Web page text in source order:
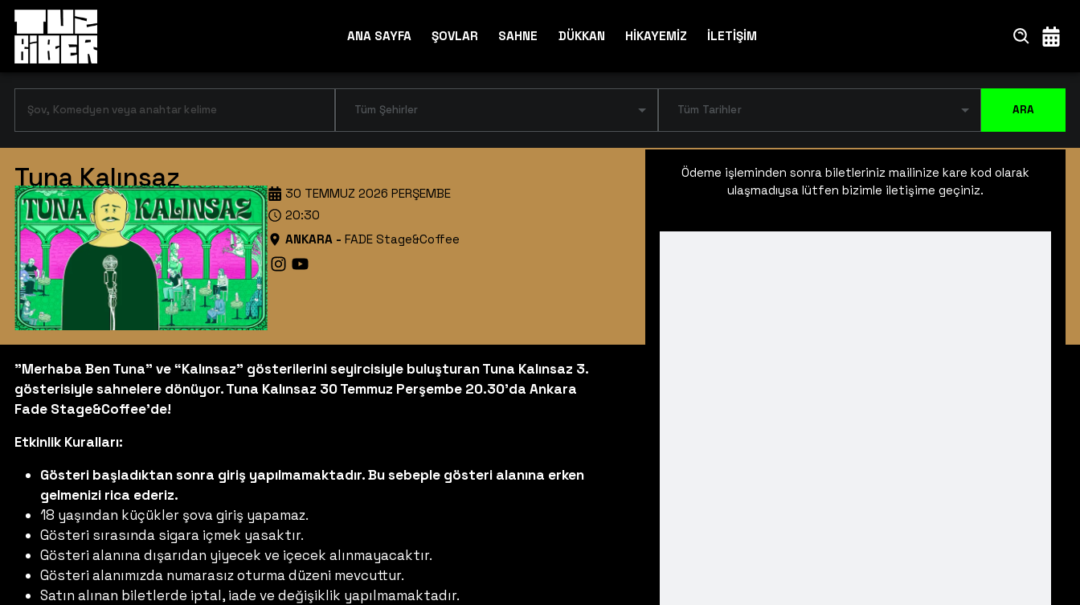
ANA SAYFA ŞOVLAR SAHNE DÜKKAN HİKAYEMİZ İLETİŞİM
Tüm Şehirler Tüm Tarihler ARA
Tuna Kalınsaz
ANKARA- FADE Stage&Coffee
30 TEMMUZ 2026 PERŞEMBE
20:30
"Merhaba Ben Tuna" ve “Kalınsaz” gösterilerini seyircisiyle buluşturan Tuna Kalınsaz 3.
gösterisiyle sahnelere dönüyor. Tuna Kalınsaz 30 Temmuz Perşembe 20.30'da Ankara
Fade Stage&Coffee'de!
Etkinlik Kuralları:
Gösteri başladıktan sonra giriş yapılmamaktadır. Bu sebeple gösteri alanına erken
gelmenizi rica ederiz.
18 yaşından küçükler şova giriş yapamaz.
Gösteri sırasında sigara içmek yasaktır.
Gösteri alanına dışarıdan yiyecek ve içecek alınmayacaktır.
Gösteri alanımızda numarasız oturma düzeni mevcuttur.
Satın alınan biletlerde iptal, iade ve değişiklik yapılmamaktadır.
Ödeme işleminden sonra biletleriniz mailinize kare kod olarak
ulaşmadıysa lütfen bizimle iletişime geçiniz.